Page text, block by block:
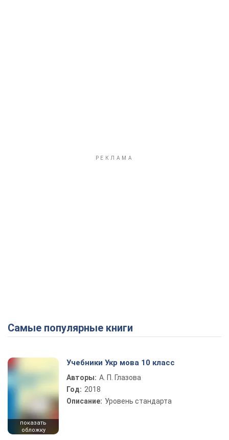
Самые популярные книги
показать
обложку
Учебники Укр мова 10 класс
Авторы: А. П. Глазова
Год: 2018
Описание: Уровень стандарта